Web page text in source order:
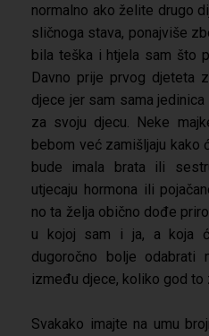
normalno ako želite drugo
sličnoga stava, ponajviše
bila teška i htjela sam što
Davno prije prvog djeteta
djece jer sam sama
za svoju djecu. Neke
bebom već zamišljaju kako
bude imala brata ili
utjecaju hormona ili
no ta želja obično dođe
u kojoj sam i ja, a koja
dugoročno bolje odabrati
između djece, koliko god to
Svakako imajte na umu